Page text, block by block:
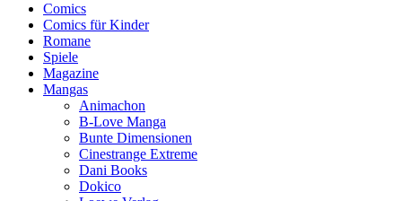
Comics
Comics für Kinder
Romane
Spiele
Magazine
Mangas
Animachon
B-Love Manga
Bunte Dimensionen
Cinestrange Extreme
Dani Books
Dokico